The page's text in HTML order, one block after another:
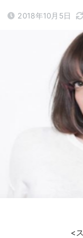
2018年10月5日
<